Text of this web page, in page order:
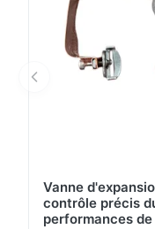
Vanne
contrôle précis
performances